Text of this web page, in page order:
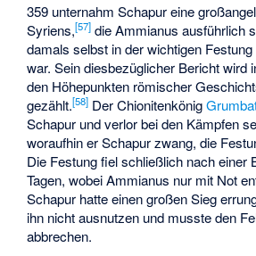
359 unternahm Schapur eine
Syriens,[57] die Ammianus ausführlich
damals selbst in der wichtigen Festung
war. Sein diesbezüglicher Bericht wird
den Höhepunkten römischer
gezählt.[58] Der Chionitenkönig
Schapur und verlor bei den Kämpfen
woraufhin er Schapur zwang, die
Die Festung fiel schließlich nach einer
Tagen, wobei Ammianus nur mit Not
Schapur hatte einen großen Sieg
ihn nicht ausnutzen und musste den
abbrechen.